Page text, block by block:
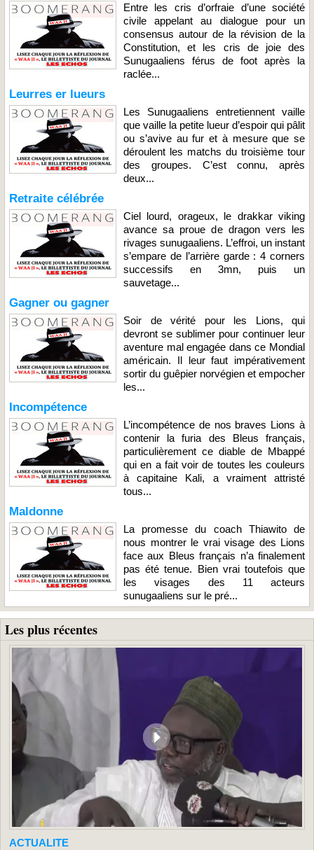
Entre les cris d’orfraie d’une société
civile appelant au dialogue pour un
consensus autour de la révision de la
Constitution, et les cris de joie des
Sunugaaliens férus de foot après la
raclée...
Leurres er lueurs
Les Sunugaaliens entretiennent vaille
que vaille la petite lueur d’espoir qui pâlit
ou s’avive au fur et à mesure que se
déroulent les matchs du troisième tour
des groupes. C’est connu, après
deux...
Retraite célébrée
Ciel lourd, orageux, le drakkar viking
avance sa proue de dragon vers les
rivages sunugaaliens. L’effroi, un instant
s’empare de l’arrière garde : 4 corners
successifs en 3mn, puis un
sauvetage...
Gagner ou gagner
Soir de vérité pour les Lions, qui
devront se sublimer pour continuer leur
aventure mal engagée dans ce Mondial
américain. Il leur faut impérativement
sortir du guêpier norvégien et empocher
les...
Incompétence
L’incompétence de nos braves Lions à
contenir la furia des Bleus français,
particulièrement ce diable de Mbappé
qui en a fait voir de toutes les couleurs
à capitaine Kali, a vraiment attristé
tous...
Maldonne
La promesse du coach Thiawito de
nous montrer le vrai visage des Lions
face aux Bleus français n’a finalement
pas été tenue. Bien vrai toutefois que
les visages des 11 acteurs
sunugaaliens sur le pré...
Les plus récentes
ACTUALITE